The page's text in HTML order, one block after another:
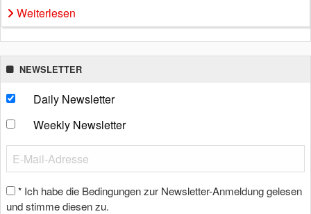
Weiterlesen
NEWSLETTER
Daily Newsletter
Weekly Newsletter
* Ich habe die Bedingungen zur Newsletter-Anmeldung gelesen
und stimme diesen zu.